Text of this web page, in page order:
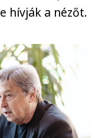
hívják a nézőt.